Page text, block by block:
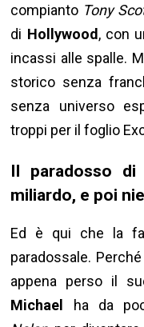
compianto Tony
di Hollywood, con
incassi alle spalle.
storico senza
senza universo
troppi per il foglio
Il paradosso
miliardo, e poi
Ed è qui che la
paradossale. Perché
appena perso il
Michael ha da